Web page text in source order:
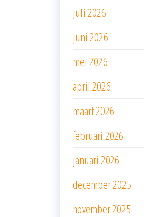
juli 2026
juni 2026
mei 2026
april 2026
maart 2026
februari 2026
januari 2026
december 2025
november 2025